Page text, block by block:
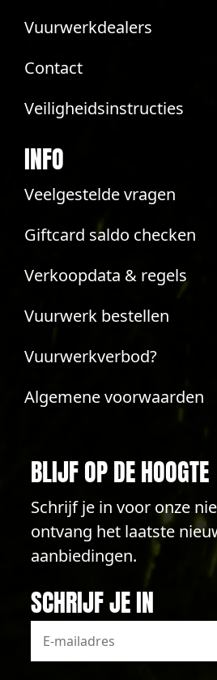
Vuurwerkdealers
Contact
Veiligheidsinstructies
INFO
Veelgestelde vragen
Giftcard saldo checken
Verkoopdata & regels
Vuurwerk bestellen
Vuurwerkverbod?
Algemene voorwaarden
BLIJF OP DE HOOGTE
Schrijf je in voor onze
ontvang het laatste
aanbiedingen.
SCHRIJF JE IN